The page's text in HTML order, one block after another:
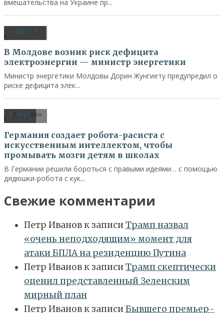
вмешательства на Украине пр...
Политика
, Общество
В Молдове возник риск дефицита
электроэнергии — министр энергетики
Министр энергетики Молдовы Дорин Жунгиету предупредил о
риске дефицита элек...
Общество
, В мире
Германия создает робота-расиста с
искусственным интеллектом, чтобы
промывать мозги детям в школах
В Германии решили бороться с правыми идеями… с помощью
дядюшки-робота с кук...
Свежие комментарии
Петр Ивановк записиТрамп назвал
«очень неподходящим» момент для
атаки БПЛА на резиденцию Путина
Петр Ивановк записиТрамп скептически
оценил представленный Зеленским
мирный план
Петр Ивановк записиБывшего премьер-